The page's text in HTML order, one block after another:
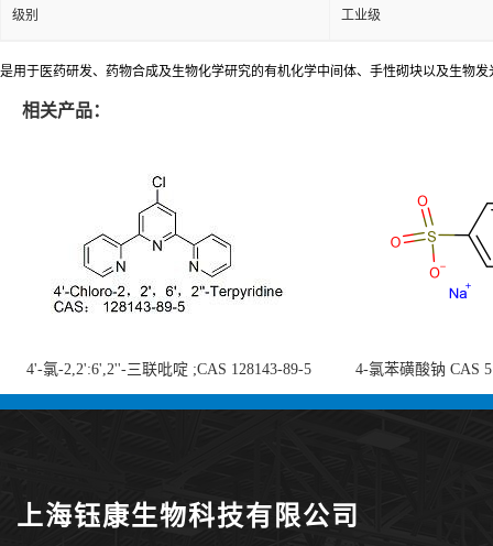
级别 工业级
是用于医药研发、药物合成及生物化学研究的有机化学中间体、手性砌块以及生物发
相关产品：
4'-氯-2,2':6',2''-三联吡啶 ;CAS 128143-89-5
;4'-Chloro-2,2':6',2''-terpyridine;4-
4-氯苯磺酸钠 CAS
上海钰康生物科技有限公司